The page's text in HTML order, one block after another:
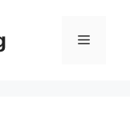
Menu